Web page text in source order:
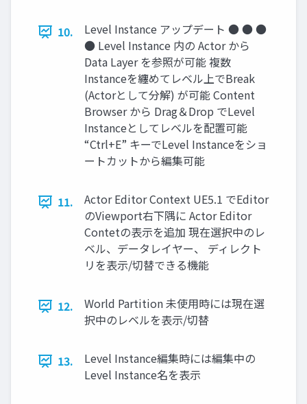
10.
Level Instance アップデート ● ● ●
● Level Instance 内の Actor から
Data Layer を参照が可能 複数
Instanceを纏めてレベル上でBreak
(Actorとして分解) が可能 Content
Browser から Drag＆Drop でLevel
Instanceとしてレベルを配置可能
“Ctrl+E” キーでLevel Instanceをショ
ートカットから編集可能
11.
Actor Editor Context UE5.1 でEditor
のViewport右下隅に Actor Editor
Contetの表示を追加 現在選択中のレ
ベル、データレイヤー、 ディレクト
リを表示/切替できる機能
12.
World Partition 未使用時には現在選
択中のレベルを表示/切替
13.
Level Instance編集時には編集中の
Level Instance名を表示